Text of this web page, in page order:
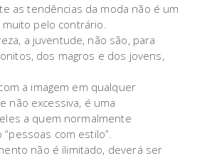
as tendências da moda não é um
pelo contrário.
a juventude, não são, para
dos magros e dos jovens,
a imagem em qualquer
não excessiva, é uma
a quem normalmente
com estilo”.
não é ilimitado, deverá ser